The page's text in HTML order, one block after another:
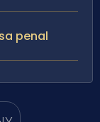
penal